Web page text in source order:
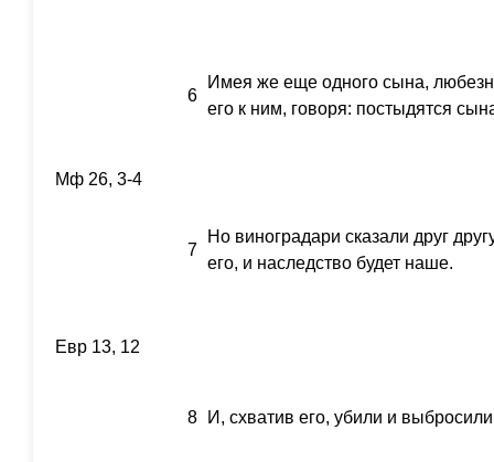
6
Имея же еще одного сына,
его к ним, говоря: постыдятся
Мф 26, 3-4
7
Но виноградари сказали друг
его, и наследство будет наше.
Евр 13, 12
8 И, схватив его, убили и